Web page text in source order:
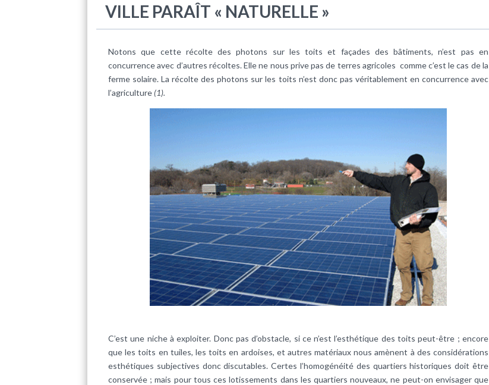
VILLE PARAÎT « NATURELLE »
Notons que cette récolte des photons sur les toits et façades des bâtiments, n’est pas en
concurrence avec d’autres récoltes. Elle ne nous prive pas de terres agricoles comme c’est le cas de la
ferme solaire. La récolte des photons sur les toits n’est donc pas véritablement en concurrence avec
l’agriculture (1).
C’est une niche à exploiter. Donc pas d’obstacle, si ce n’est l’esthétique des toits peut-être ; encore
que les toits en tuiles, les toits en ardoises, et autres matériaux nous amènent à des considérations
esthétiques subjectives donc discutables. Certes l’homogénéité des quartiers historiques doit être
conservée ; mais pour tous ces lotissements dans les quartiers nouveaux, ne peut-on envisager que